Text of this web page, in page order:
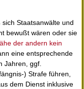
Staatsanwälte und
bewußt wären oder sie
der andern kein
eine entsprechende
Jahren, ggf.
) Strafe führen,
dem Dienst inklusive